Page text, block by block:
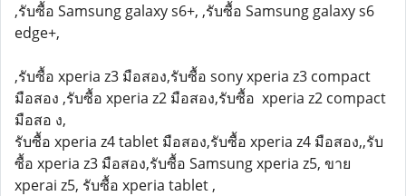
,รับซื้อ Samsung galaxy s6+, ,รับซื้อ Samsung galaxy s6
edge+,
,รับซื้อ xperia z3 มือสอง,รับซื้อ sony xperia z3 compact
มือสอง ,รับซื้อ xperia z2 มือสอง,รับซื้อ xperia z2 compact
มือสอ ง,
รับซื้อ xperia z4 tablet มือสอง,รับซื้อ xperia z4 มือสอง,,รับ
ซื้อ xperia z3 มือสอง,รับซื้อ Samsung xperia z5, ขาย
xperai z5, รับซื้อ xperia tablet ,